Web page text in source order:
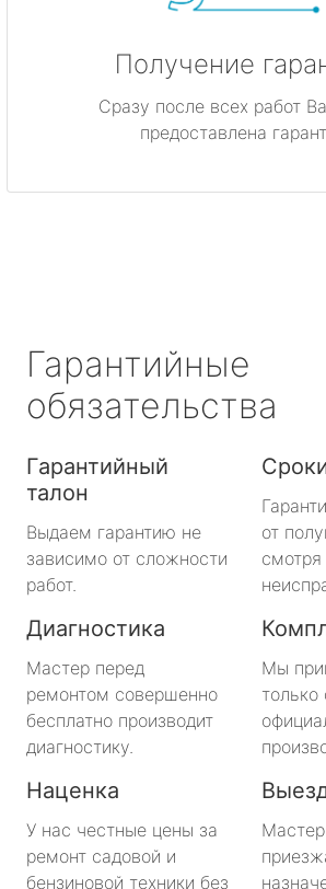
Получение
Сразу после всех работ
предоставлена
Гарантийные
обязательства
Гарантийный
талон
Выдаем гарантию не
зависимо от сложности
работ.
от
смотря
Диагностика
Мастер перед
ремонтом совершенно
бесплатно производит
диагностику.
Мы
только
Наценка
У нас честные цены за
ремонт садовой и
бензиновой техники без